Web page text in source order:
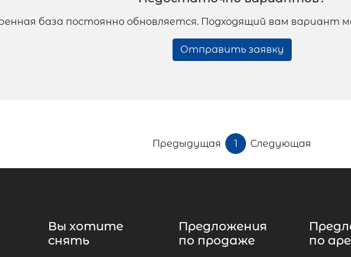
база постоянно обновляется. Подходящий вам вариант
Отправить заявку
Предыдущая 1 Следующая
Вы хотите
снять
Предложения
по продаже
по